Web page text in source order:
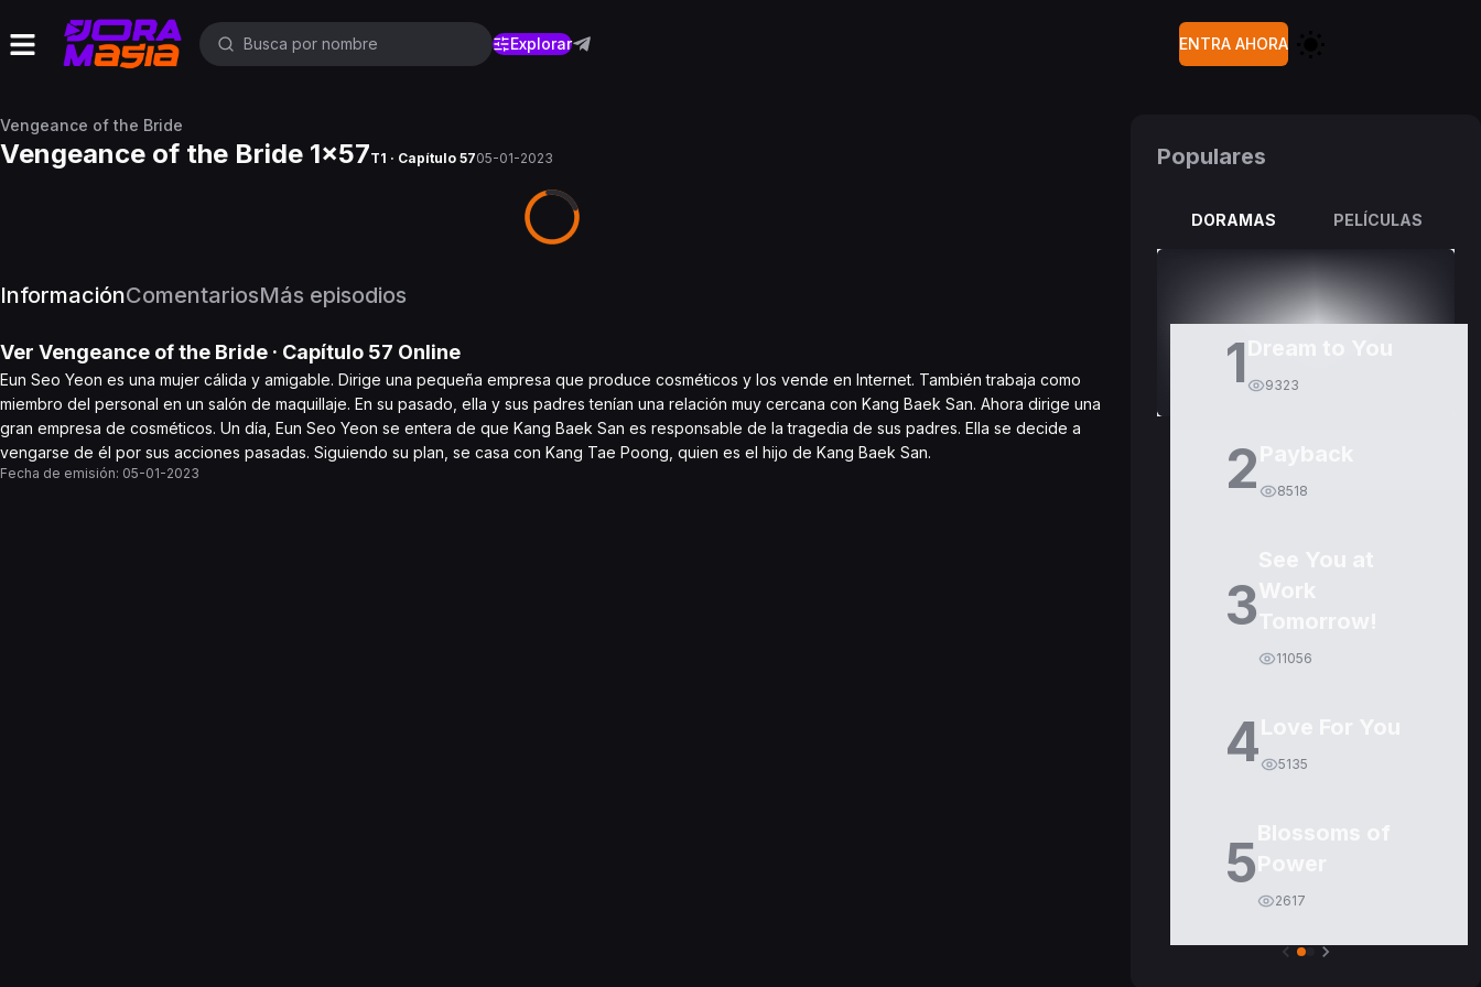
Explorar ENTRA AHORA
Vengeance of the Bride
Vengeance of the Bride 1x57T1 · Capítulo 5705-01-2023
InformaciónComentariosMás episodios
Ver Vengeance of the Bride · Capítulo 57 Online
Eun Seo Yeon es una mujer cálida y amigable. Dirige una pequeña empresa que produce cosméticos y los vende en Internet. También trabaja como
miembro del personal en un salón de maquillaje. En su pasado, ella y sus padres tenían una relación muy cercana con Kang Baek San. Ahora dirige una
gran empresa de cosméticos. Un día, Eun Seo Yeon se entera de que Kang Baek San es responsable de la tragedia de sus padres. Ella se decide a
vengarse de él por sus acciones pasadas. Siguiendo su plan, se casa con Kang Tae Poong, quien es el hijo de Kang Baek San.
Fecha de emisión: 05-01-2023
Populares
DORAMAS PELÍCULAS
1 9323
2 8518
3
11056
4 5135
5
2617